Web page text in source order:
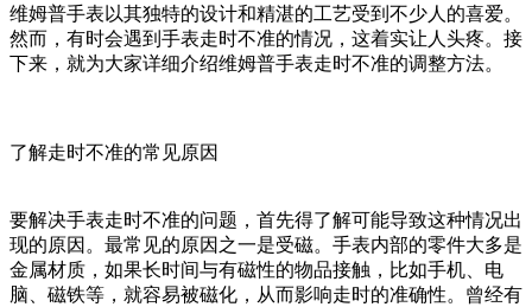
维姆普手表以其独特的设计和精湛的工艺受到不少人的喜爱。
然而，有时会遇到手表走时不准的情况，这着实让人头疼。接
下来，就为大家详细介绍维姆普手表走时不准的调整方法。
了解走时不准的常见原因
要解决手表走时不准的问题，首先得了解可能导致这种情况出
现的原因。最常见的原因之一是受磁。手表内部的零件大多是
金属材质，如果长时间与有磁性的物品接触，比如手机、电
脑、磁铁等，就容易被磁化，从而影响走时的准确性。曾经有